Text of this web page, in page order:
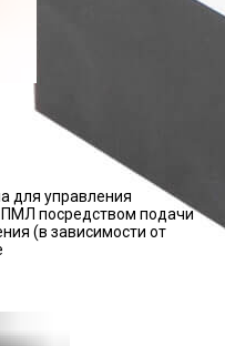
для управления
ПМЛ посредством подачи
(в зависимости от